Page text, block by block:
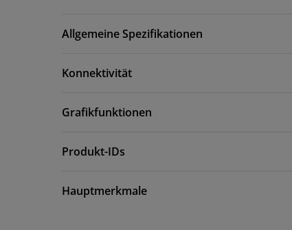
Allgemeine Spezifikationen
Konnektivität
Grafikfunktionen
Produkt-IDs
Hauptmerkmale